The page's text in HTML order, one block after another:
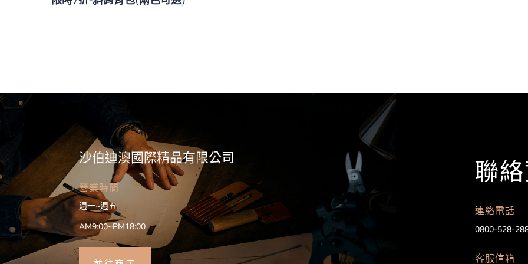
沙伯迪澳國際精品有限公司
營業時間
週一~週五
AM9:00~PM18:00
聯
連絡電話
0800-528-
客服信箱